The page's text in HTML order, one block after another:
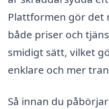
Plattformen gör det
både priser och
smidigt sätt, vilket
enklare och mer
Så innan du